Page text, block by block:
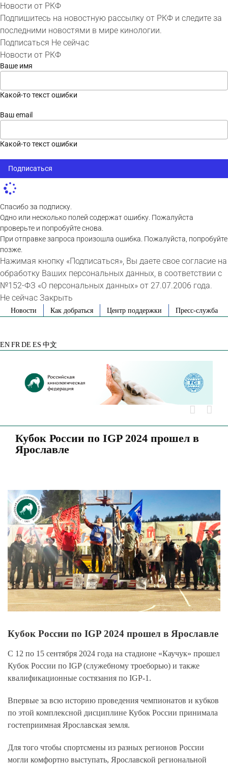
Новости от РКФ
Подпишитесь на новостную рассылку от РКФ и следите за
последними новостями в мире кинологии.
Подписаться Не сейчас
Новости от РКФ
Ваше имя
Какой-то текст ошибки
Ваш email
Какой-то текст ошибки
Подписаться
Спасибо за подписку.
Одно или несколько полей содержат ошибку. Пожалуйста
проверьте и попробуйте снова.
При отправке запроса произошла ошибка. Пожалуйста, попробуйте
позже.
Нажимая кнопку «Подписаться», Вы даете свое согласие на
обработку Ваших персональных данных, в соответствии с
№152-ФЗ «О персональных данных» от 27.07.2006 года.
Не сейчас Закрыть
SkipНовости Как добраться Центр поддержки Пресс-служба
EN FR DE ES 中文
Кубок России по IGP 2024 прошел в
Ярославле
View
Larger
Image
Кубок России по IGP 2024 прошел в Ярославле
С 12 по 15 сентября 2024 года на стадионе «Каучук» прошел
Кубок России по IGP (служебному троеборью) и также
квалификационные состязания по IGP-1.
Впервые за всю историю проведения чемпионатов и кубков
по этой комплексной дисциплине Кубок России принимала
гостеприимная Ярославская земля.
Для того чтобы спортсмены из разных регионов России
могли комфортно выступать, Ярославской региональной